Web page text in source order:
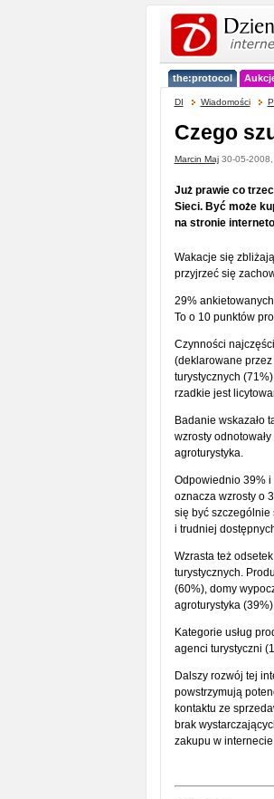
the:protocol
DI Wiadomości
Czego
Marcin Maj30-05-2008,
Już prawie co
Sieci. Być może
na stronie
Wakacje się
przyjrzeć się
29%
To o 10 punktów
Czynności
(deklarowane
turystycznych
rzadkie jest
Badanie wskazało
wzrosty
agroturystyka.
Odpowiednio 39% i
oznacza wzrosty o
się być szczególnie
i trudniej
Wzrasta też
turystycznych.
(60%), domy
agroturystyka
Kategorie usług
agenci turystyczni
Dalszy rozwój tej
powstrzymują
kontaktu ze
brak
zakupu w